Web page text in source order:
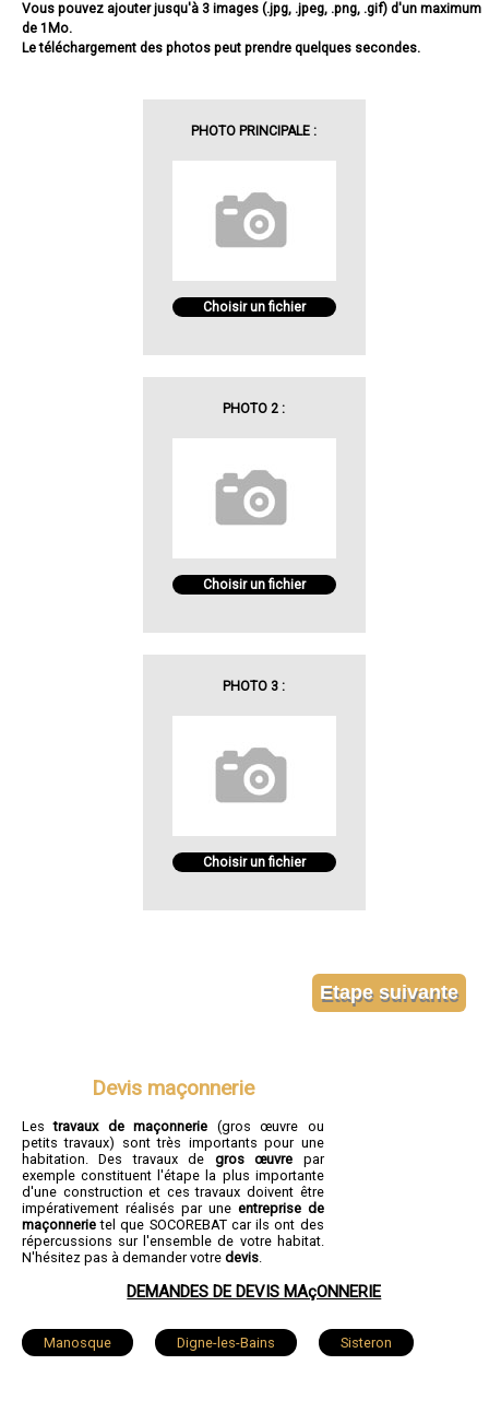
Vous pouvez ajouter jusqu'à 3 images (.jpg, .jpeg, .png, .gif) d'un maximum
de 1Mo.
Le téléchargement des photos peut prendre quelques secondes.
PHOTO PRINCIPALE :
Choisir un fichier
PHOTO 2 :
Choisir un fichier
PHOTO 3 :
Choisir un fichier
Devis maçonnerie
Lestravaux de maçonnerie (gros œuvre ou
petits travaux) sont très importants pour une
habitation. Des travaux de gros œuvre par
exemple constituent l'étape la plus importante
d'une construction et ces travaux doivent être
impérativement réalisés par une entreprise de
maçonnerietel que SOCOREBAT car ils ont des
répercussions sur l'ensemble de votre habitat.
N'hésitez pas à demander votre devis.
DEMANDES DE DEVIS MAçONNERIE
Manosque Digne-les-Bains Sisteron